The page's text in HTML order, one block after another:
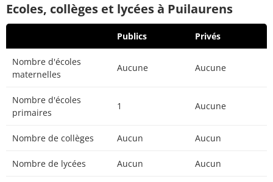
Ecoles, collèges et lycées à Puilaurens
Publics Privés
Nombre d'écoles
maternelles
Aucune Aucune
Nombre d'écoles
primaires
1 Aucune
Nombre de collèges Aucun Aucun
Nombre de lycées Aucun Aucun